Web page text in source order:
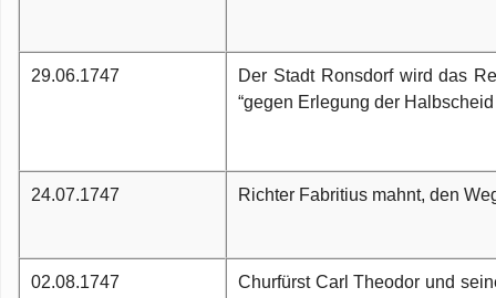
29.06.1747
Der Stadt Ronsdorf wird das
“gegen Erlegung der
24.07.1747 Richter Fabritius mahnt, den
02.08.1747
Churfürst Carl Theodor und